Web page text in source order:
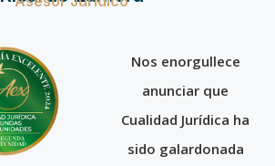
Nos enorgullece
anunciar que
Cualidad Jurídica ha
sido galardonada